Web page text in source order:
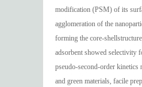
modification (PSM) of its
agglomeration of the
forming the core-
adsorbent showed selectivity
pseudo-second-order kinetics
and green materials, facile